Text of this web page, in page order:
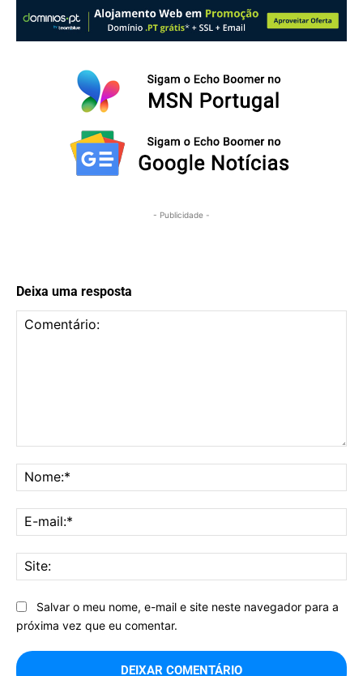
- Publicidade -
Deixa uma resposta
Salvar o meu nome, e-mail e site neste navegador para a
próxima vez que eu comentar.